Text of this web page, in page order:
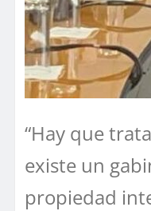
“Hay que
existe un
propiedad